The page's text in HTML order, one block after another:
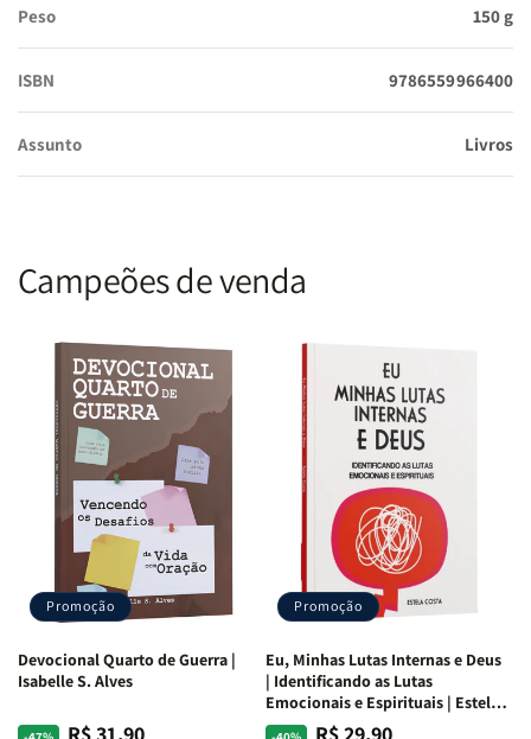
Peso 150 g
ISBN 9786559966400
Assunto Livros
Campeões de venda
Promoção
Devocional Quarto de Guerra |
Isabelle S. Alves
Promoção
Eu, Minhas Lutas Internas e Deus
| Identificando as Lutas
Emocionais e Espirituais | Estela
Costa